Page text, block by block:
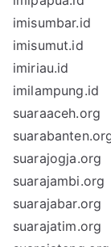
imisumbar.id
imisumut.id
imiriau.id
imilampung.id
suaraaceh.org
suarajogja.org
suarajambi.org
suarajabar.org
suarajatim.org